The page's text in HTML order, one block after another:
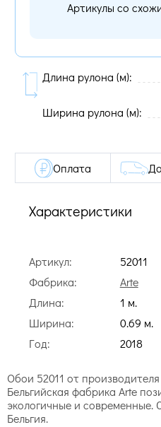
Артикулы со
Длина рулона (м):
Ширина рулона (м):
Характеристики
Артикул:
52011
Фабрика:
Arte
Длина:
1 м.
Ширина:
0.69 м.
Год:
2018
Оплата
Обои 52011 от
Бельгийская фабрика Arte
экологичные и современные.
Бельгия.